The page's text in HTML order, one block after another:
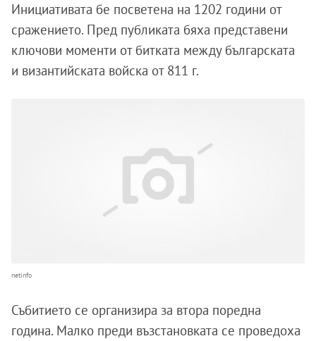
Инициативата бе посветена на 1202 години от
сражението. Пред публиката бяха представени
ключови моменти от битката между българската
и византийската войска от 811 г.
netinfo
Събитието се организира за втора поредна
година. Малко преди възстановката се проведоха